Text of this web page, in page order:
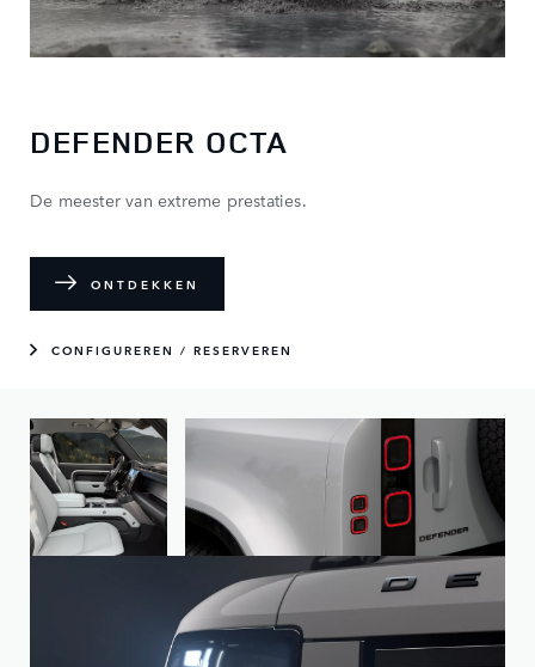
DEFENDER OCTA
De meester van extreme prestaties.
ONTDEKKEN
CONFIGUREREN / RESERVEREN